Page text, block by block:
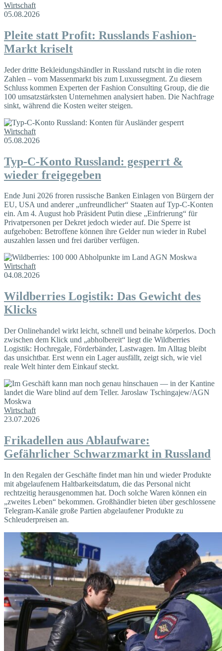
Wirtschaft
05.08.2026
Pleite statt Profit: Russlands Fashion-
Markt kriselt
Jeder dritte Bekleidungshändler in Russland rutscht in die roten
Zahlen – vom Massenmarkt bis zum Luxussegment. Zu diesem
Schluss kommen Experten der Fashion Consulting Group, die die
100 umsatzstärksten Unternehmen analysiert haben. Die Nachfrage
sinkt, während die Kosten weiter steigen.
Wirtschaft
05.08.2026
Typ-C-Konto Russland: gesperrt &
wieder freigegeben
Ende Juni 2026 froren russische Banken Einlagen von Bürgern der
EU, USA und anderer „unfreundlicher“ Staaten auf Typ-C-Konten
ein. Am 4. August hob Präsident Putin diese „Einfrierung“ für
Privatpersonen per Dekret jedoch wieder auf. Die Sperre ist
aufgehoben: Betroffene können ihre Gelder nun wieder in Rubel
auszahlen lassen und frei darüber verfügen.
Wirtschaft
04.08.2026
Wildberries Logistik: Das Gewicht des
Klicks
Der Onlinehandel wirkt leicht, schnell und beinahe körperlos. Doch
zwischen dem Klick und „abholbereit“ liegt die Wildberries
Logistik: Hochregale, Förderbänder, Lastwagen. Im Alltag bleibt
das unsichtbar. Erst wenn ein Lager ausfällt, zeigt sich, wie viel
reale Welt hinter dem Einkauf steckt.
Wirtschaft
23.07.2026
Frikadellen aus Ablaufware:
Gefährlicher Schwarzmarkt in Russland
In den Regalen der Geschäfte findet man hin und wieder Produkte
mit abgelaufenem Haltbarkeitsdatum, die das Personal nicht
rechtzeitig herausgenommen hat. Doch solche Waren können ein
„zweites Leben“ bekommen. Großhändler bieten über geschlossene
Telegram-Kanäle große Partien abgelaufener Produkte zu
Schleuderpreisen an.